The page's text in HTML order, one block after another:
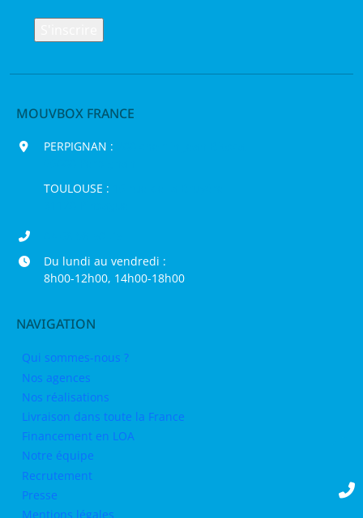
MOUVBOX FRANCE
PERPIGNAN :
TOULOUSE :
Du lundi au vendredi :
8h00-12h00, 14h00-18h00
NAVIGATION
Qui sommes-nous ?
Nos agences
Nos réalisations
Livraison dans toute la France
Financement en LOA
Notre équipe
Recrutement
Presse
Mentions légales